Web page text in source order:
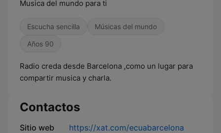
Musica del mundo para ti
Escucha sencilla Músicas del mundo
Años 90
Radio creda desde Barcelona ,como un lugar para
compartir musica y charla.
Contactos
Sitio web https://xat.com/ecuabarcelona